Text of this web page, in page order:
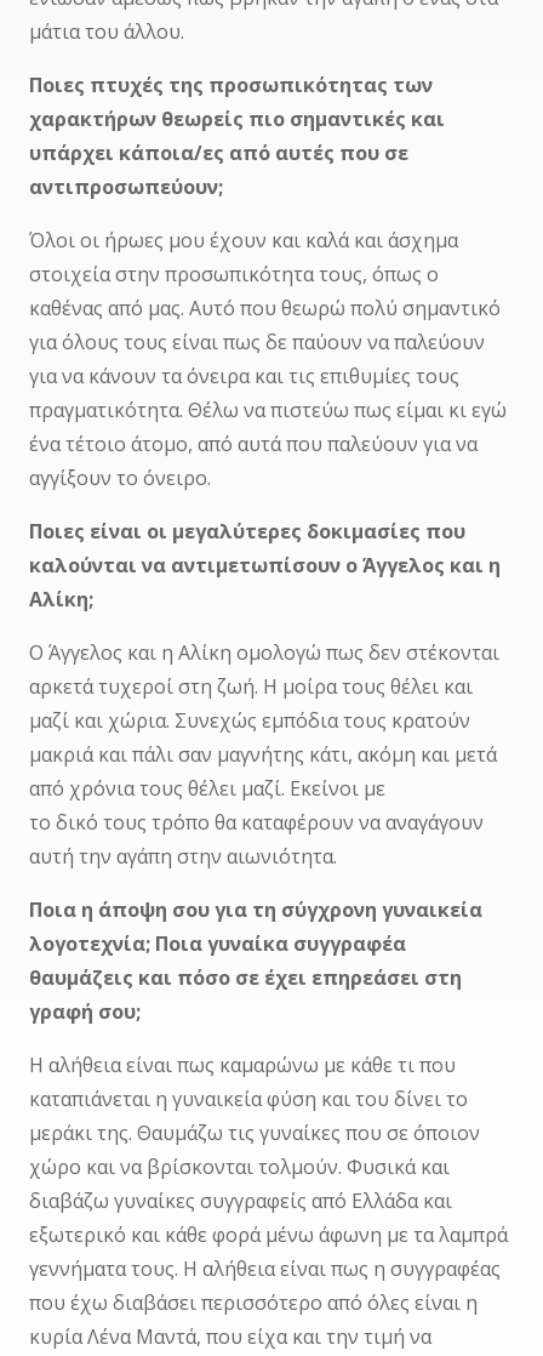
μάτια του άλλου.
Ποιες πτυχές της προσωπικότητας των
χαρακτήρων θεωρείς πιο σημαντικές και
υπάρχει κάποια/ες από αυτές που σε
αντιπροσωπεύουν;
Όλοι οι ήρωες μου έχουν και καλά και άσχημα
στοιχεία στην προσωπικότητα τους, όπως ο
καθένας από μας. Αυτό που θεωρώ πολύ σημαντικό
για όλους τους είναι πως δε παύουν να παλεύουν
για να κάνουν τα όνειρα και τις επιθυμίες τους
πραγματικότητα. Θέλω να πιστεύω πως είμαι κι εγώ
ένα τέτοιο άτομο, από αυτά που παλεύουν για να
αγγίξουν το όνειρο.
Ποιες είναι οι μεγαλύτερες δοκιμασίες που
καλούνται να αντιμετωπίσουν ο Άγγελος και η
Αλίκη;
Ο Άγγελος και η Αλίκη ομολογώ πως δεν στέκονται
αρκετά τυχεροί στη ζωή. Η μοίρα τους θέλει και
μαζί και χώρια. Συνεχώς εμπόδια τους κρατούν
μακριά και πάλι σαν μαγνήτης κάτι, ακόμη και μετά
από χρόνια τους θέλει μαζί. Εκείνοι με
το δικό τους τρόπο θα καταφέρουν να αναγάγουν
αυτή την αγάπη στην αιωνιότητα.
Ποια η άποψη σου για τη σύγχρονη γυναικεία
λογοτεχνία; Ποια γυναίκα συγγραφέα
θαυμάζεις και πόσο σε έχει επηρεάσει στη
γραφή σου;
Η αλήθεια είναι πως καμαρώνω με κάθε τι που
καταπιάνεται η γυναικεία φύση και του δίνει το
μεράκι της. Θαυμάζω τις γυναίκες που σε όποιον
χώρο και να βρίσκονται τολμούν. Φυσικά και
διαβάζω γυναίκες συγγραφείς από Ελλάδα και
εξωτερικό και κάθε φορά μένω άφωνη με τα λαμπρά
γεννήματα τους. Η αλήθεια είναι πως η συγγραφέας
που έχω διαβάσει περισσότερο από όλες είναι η
κυρία Λένα Μαντά, που είχα και την τιμή να